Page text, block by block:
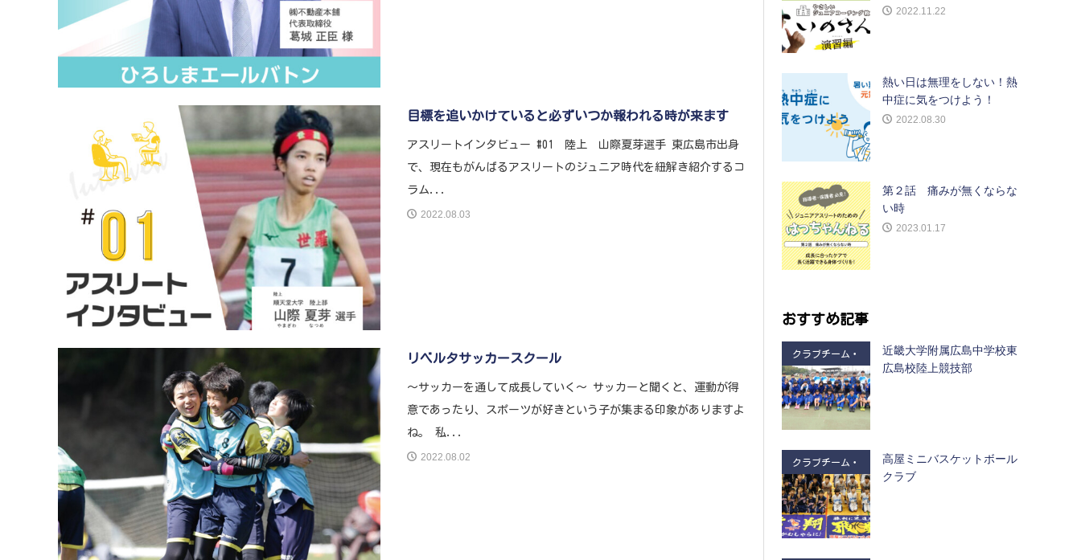
目標を追いかけていると必ずいつか報われる時が来ます
アスリートインタビュー #01 陸上 山際夏芽選手 東広島市出身
で、現在もがんばるアスリートのジュニア時代を紐解き紹介するコ
ラム...
2022.08.03
リベルタサッカースクール
〜サッカーを通して成長していく〜 サッカーと聞くと、運動が得
意であったり、スポーツが好きという子が集まる印象がありますよ
ね。 私...
2022.08.02
2022.11.22
熱い日は無理をしない！熱
中症に気をつけよう！
2022.08.30
第２話 痛みが無くならな
い時
2023.01.17
おすすめ記事
クラブチーム・
部活
近畿大学附属広島中学校東
広島校陸上競技部
クラブチーム・
部活
高屋ミニバスケットボール
クラブ